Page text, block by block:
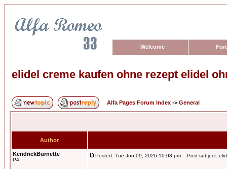
Welcome
elidel creme kaufen ohne rezept elidel
Alfa Pages Forum Index -> General
Author
KendrickBurnette
P4
Posted: Tue Jun 09, 2026 10:03 pm Post subject: